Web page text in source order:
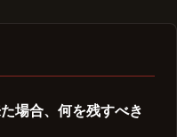
場合、何を残すべき